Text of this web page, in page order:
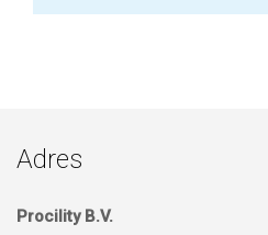
Adres
Procility B.V.